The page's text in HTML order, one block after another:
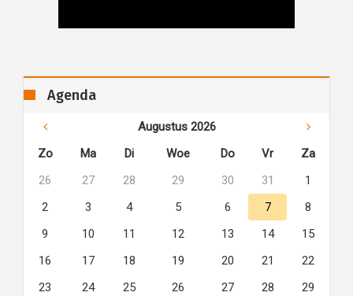
Agenda
Augustus 2026
Zo
Ma Di Woe Do Vr
Za
26
27 28 29 30 31
1
2
3 4 5 6 7
8
9
10 11 12 13 14
15
16
17 18 19 20 21
22
23
24 25 26 27 28
29